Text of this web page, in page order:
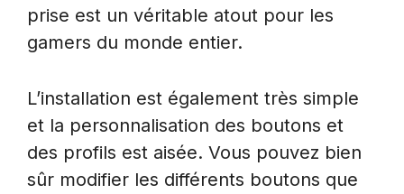
prise est un véritable atout pour les
gamers du monde entier.
L’installation est également très simple
et la personnalisation des boutons et
des profils est aisée. Vous pouvez bien
sûr modifier les différents boutons que